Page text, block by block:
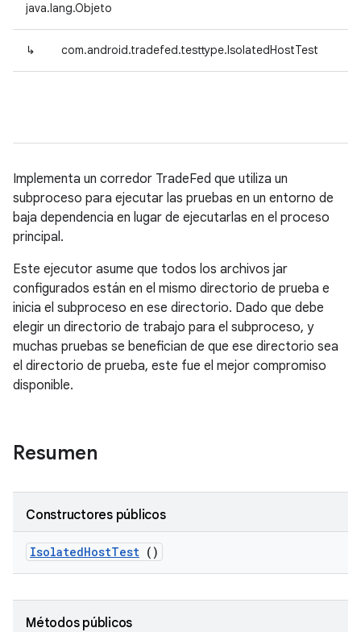
java.lang.Objeto
↳ com.android.tradefed.testtype.IsolatedHostTest
Implementa un corredor TradeFed que utiliza un
subproceso para ejecutar las pruebas en un entorno de
baja dependencia en lugar de ejecutarlas en el proceso
principal.
Este ejecutor asume que todos los archivos jar
configurados están en el mismo directorio de prueba e
inicia el subproceso en ese directorio. Dado que debe
elegir un directorio de trabajo para el subproceso, y
muchas pruebas se benefician de que ese directorio sea
el directorio de prueba, este fue el mejor compromiso
disponible.
Resumen
Constructores públicos
IsolatedHostTest ()
Métodos públicos